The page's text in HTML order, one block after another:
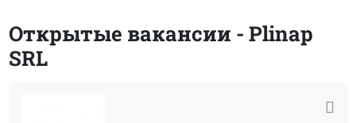
Открытые вакансии - Plinap
SRL